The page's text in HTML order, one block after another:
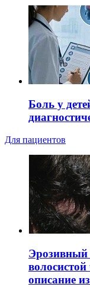
Боль у
Для пациентов
Эрозивный
описание